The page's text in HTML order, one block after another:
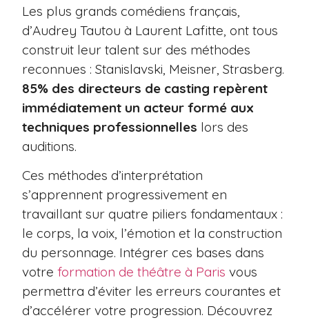
Les plus grands comédiens français,
d’Audrey Tautou à Laurent Lafitte, ont tous
construit leur talent sur des méthodes
reconnues : Stanislavski, Meisner, Strasberg.
85% des directeurs de casting repèrent
immédiatement un acteur formé aux
techniques professionnelles lors des
auditions.
Ces méthodes d’interprétation
s’apprennent progressivement en
travaillant sur quatre piliers fondamentaux :
le corps, la voix, l’émotion et la construction
du personnage. Intégrer ces bases dans
votreformation de théâtre à Paris vous
permettra d’éviter les erreurs courantes et
d’accélérer votre progression. Découvrez